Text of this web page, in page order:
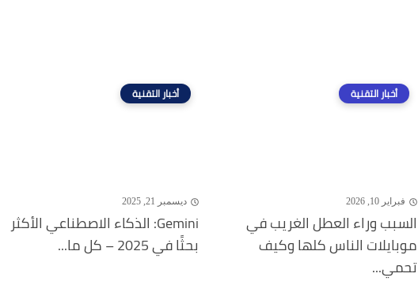
أخبار التقنية
فبراير 10, 2026
السبب وراء العطل الغريب في
موبايلات الناس كلها وكيف
تحمي...
أخبار التقنية
ديسمبر 21, 2025
Gemini: الذكاء الاصطناعي الأكثر
بحثًا في 2025 – كل ما...